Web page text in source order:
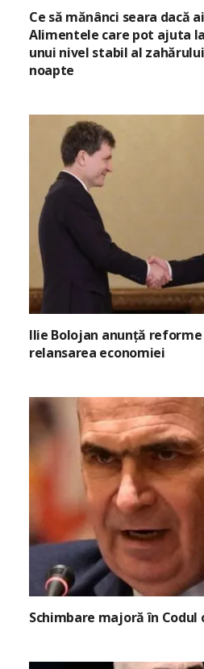
Ce să mănânci seara dacă
Alimentele care pot ajuta
unui nivel stabil al
noapte
Ilie Bolojan anunță reforme
relansarea economiei
Schimbare majoră în Codul